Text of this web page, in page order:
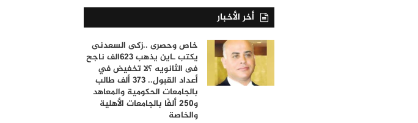
أخر الأخبار
خاص وحصرى ..زكى السعدنى
يكتب ـاين يذهب ٦٢٣الف ناجح
فى الثانويه ؟لا تخفيض في
أعداد القبول.. 373 ألف طالب
بالجامعات الحكومية والمعاهد
و250 ألفًا بالجامعات الأهلية
والخاصة